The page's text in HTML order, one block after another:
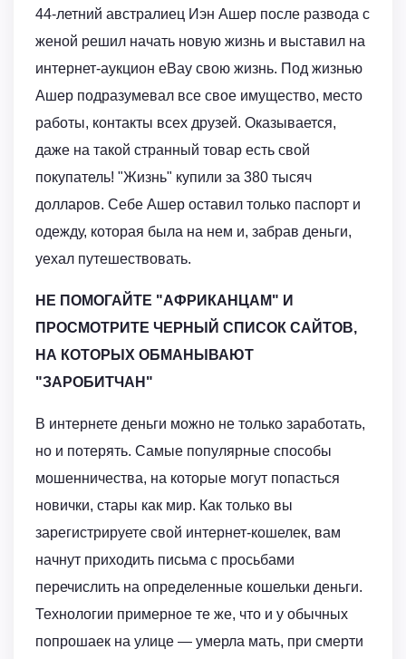
44-летний австралиец Иэн Ашер после развода с
женой решил начать новую жизнь и выставил на
интернет-аукцион eBay свою жизнь. Под жизнью
Ашер подразумевал все свое имущество, место
работы, контакты всех друзей. Оказывается,
даже на такой странный товар есть свой
покупатель! "Жизнь" купили за 380 тысяч
долларов. Себе Ашер оставил только паспорт и
одежду, которая была на нем и, забрав деньги,
уехал путешествовать.
НЕ ПОМОГАЙТЕ "АФРИКАНЦАМ" И
ПРОСМОТРИТЕ ЧЕРНЫЙ СПИСОК САЙТОВ,
НА КОТОРЫХ ОБМАНЫВАЮТ
"ЗАРОБИТЧАН"
В интернете деньги можно не только заработать,
но и потерять. Самые популярные способы
мошенничества, на которые могут попасться
новички, стары как мир. Как только вы
зарегистрируете свой интернет-кошелек, вам
начнут приходить письма с просьбами
перечислить на определенные кошельки деньги.
Технологии примерное те же, что и у обычных
попрошаек на улице — умерла мать, при смерти